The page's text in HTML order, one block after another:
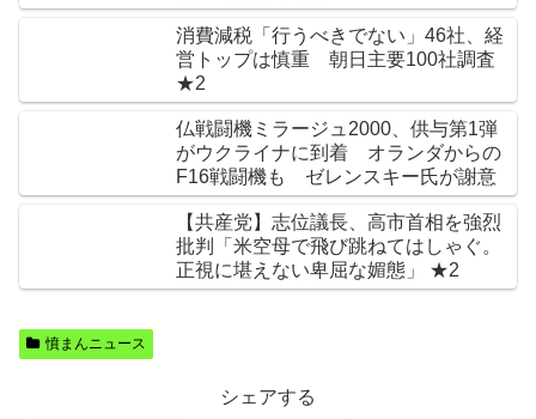
消費減税「行うべきでない」46社、経
営トップは慎重 朝日主要100社調査
★2
仏戦闘機ミラージュ2000、供与第1弾
がウクライナに到着 オランダからの
F16戦闘機も ゼレンスキー氏が謝意
【共産党】志位議長、高市首相を強烈
批判「米空母で飛び跳ねてはしゃぐ。
正視に堪えない卑屈な媚態」 ★2
憤まんニュース
シェアする